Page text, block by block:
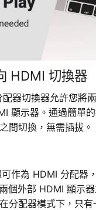
HDMI 切換器
器切換器允許您將
顯示器。通過簡單
間切換，無需插拔。
作為 HDMI 分配器
個外部 HDMI 顯示
分配器模式下，只